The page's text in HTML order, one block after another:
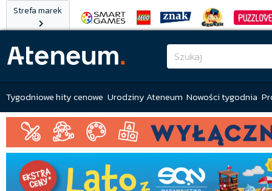
Strefa marek
Tygodniowe hity cenowe Urodziny Ateneum Nowości tygodnia